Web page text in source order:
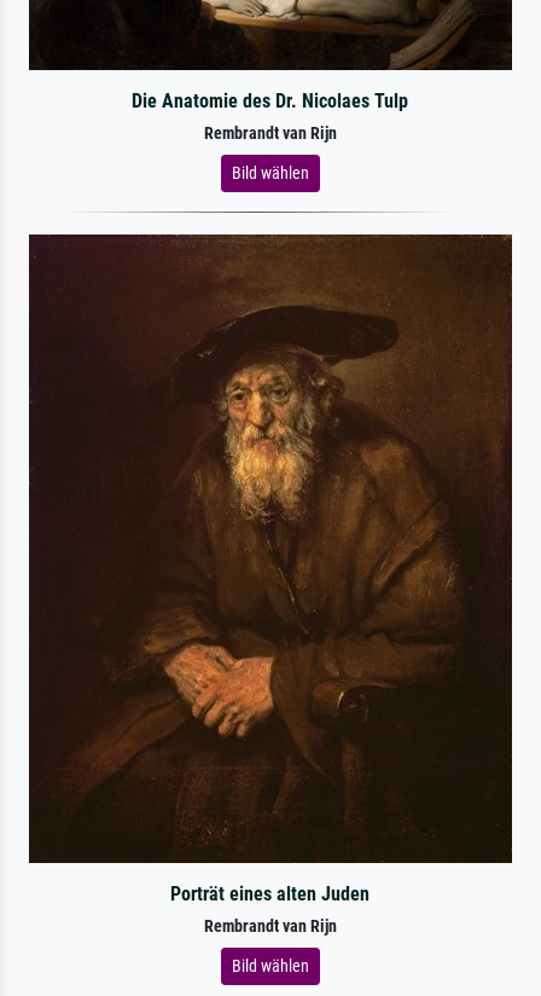
Die Anatomie des Dr. Nicolaes Tulp
Rembrandt van Rijn
Bild wählen
Porträt eines alten Juden
Rembrandt van Rijn
Bild wählen